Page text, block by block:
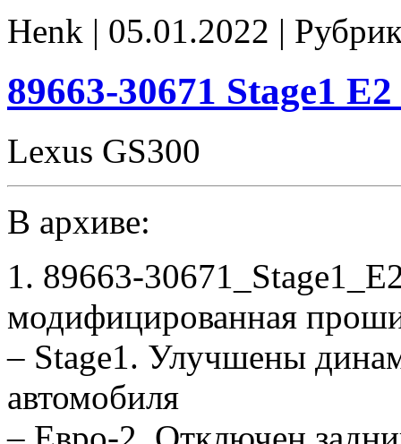
E2
noCHK
Henk | 05.01.2022 |
89663-30671 Stage1
Lexus GS300
В архиве:
1. 89663-
модифицированная
– Stage1. Улучшены
автомобиля